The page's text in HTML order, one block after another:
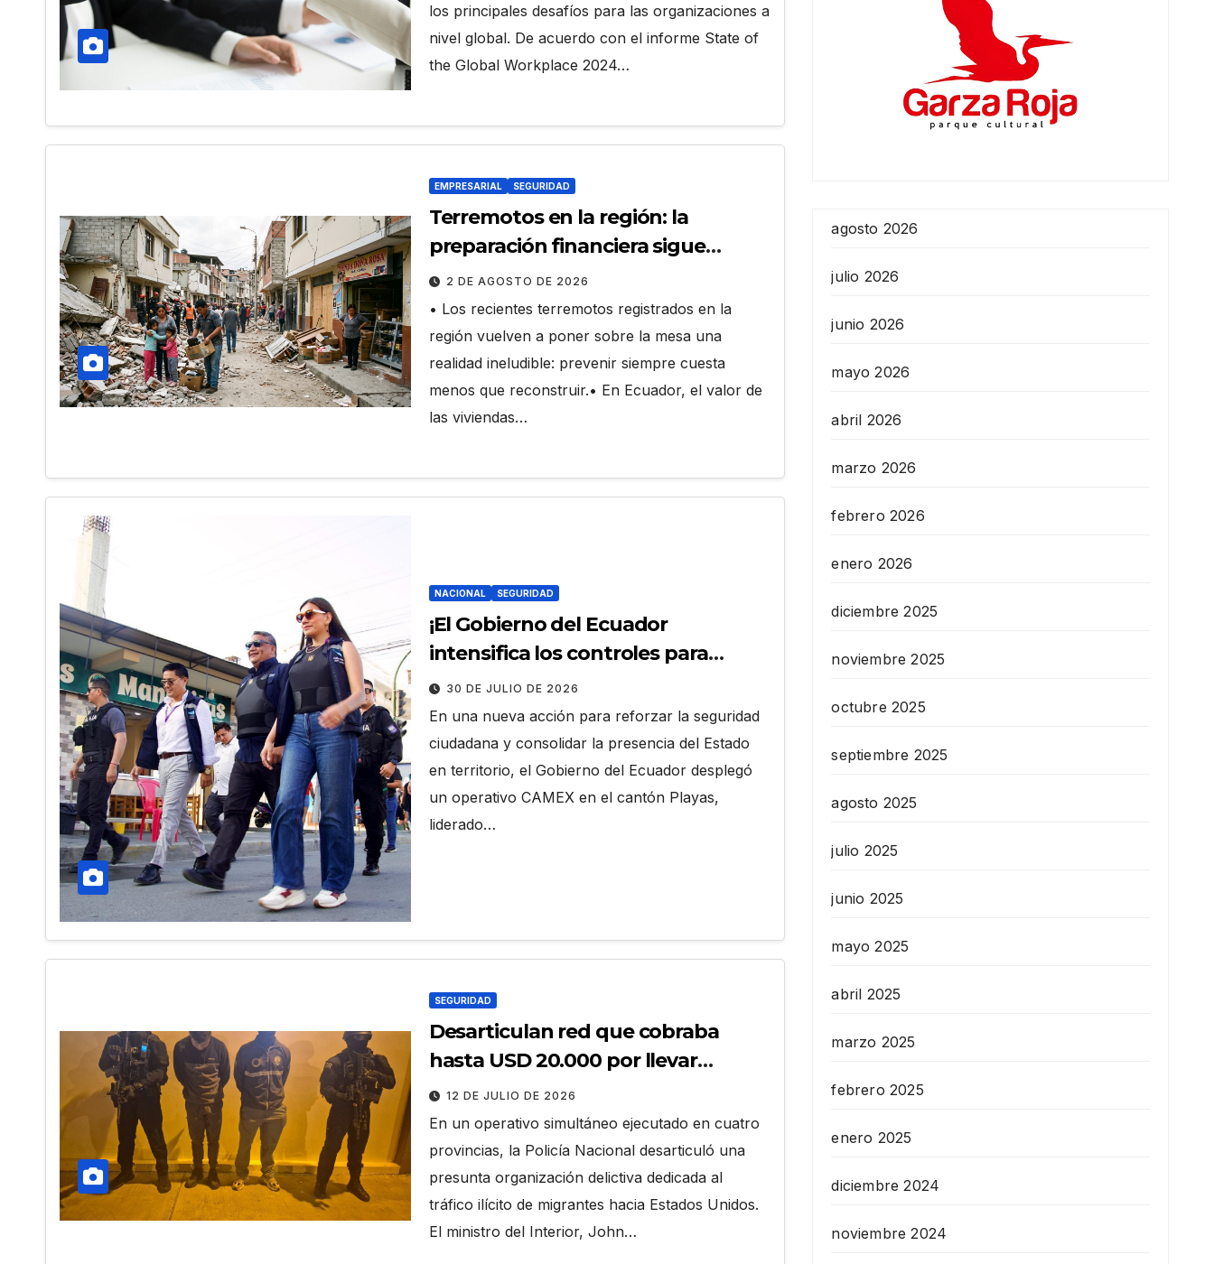
los principales desafíos para las organizaciones a
nivel global. De acuerdo con el informe State of
the Global Workplace 2024…
EMPRESARIAL SEGURIDAD
Terremotos en la región: la
preparación financiera sigue
siendo la deuda pendiente de
familias y empresas en Ecuador
2 DE AGOSTO DE 2026
• Los recientes terremotos registrados en la
región vuelven a poner sobre la mesa una
realidad ineludible: prevenir siempre cuesta
menos que reconstruir.• En Ecuador, el valor de
las viviendas…
NACIONAL SEGURIDAD
¡El Gobierno del Ecuador
intensifica los controles para
blindar la seguridad y reactivar el
turismo!
30 DE JULIO DE 2026
En una nueva acción para reforzar la seguridad
ciudadana y consolidar la presencia del Estado
en territorio, el Gobierno del Ecuador desplegó
un operativo CAMEX en el cantón Playas,
liderado…
SEGURIDAD
Desarticulan red que cobraba
hasta USD 20.000 por llevar
migrantes a EE.UU.
12 DE JULIO DE 2026
En un operativo simultáneo ejecutado en cuatro
provincias, la Policía Nacional desarticuló una
presunta organización delictiva dedicada al
tráfico ilícito de migrantes hacia Estados Unidos.
El ministro del Interior, John…
agosto 2026
julio 2026
junio 2026
mayo 2026
abril 2026
marzo 2026
febrero 2026
enero 2026
diciembre 2025
noviembre 2025
octubre 2025
septiembre 2025
agosto 2025
julio 2025
junio 2025
mayo 2025
abril 2025
marzo 2025
febrero 2025
enero 2025
diciembre 2024
noviembre 2024